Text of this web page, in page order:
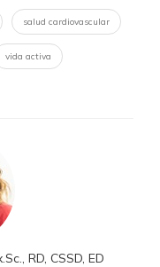
salud cardiovascular
vida activa
RD, CSSD, ED